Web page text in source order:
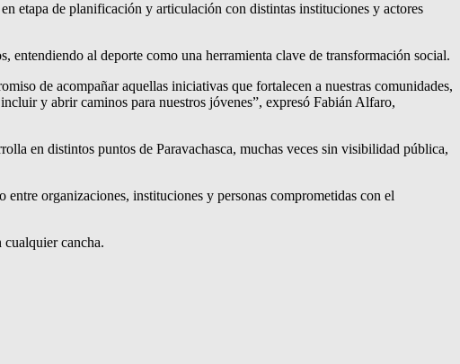
etapa de planificación y articulación con distintas instituciones y actores
entendiendo al deporte como una herramienta clave de transformación social.
de acompañar aquellas iniciativas que fortalecen a nuestras comunidades,
y abrir caminos para nuestros jóvenes”, expresó Fabián Alfaro,
en distintos puntos de Paravachasca, muchas veces sin visibilidad pública,
organizaciones, instituciones y personas comprometidas con el
cualquier cancha.